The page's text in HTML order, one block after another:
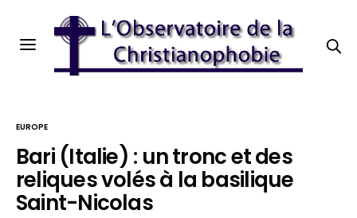
EUROPE
Bari (Italie) : un tronc et des
reliques volés à la basilique
Saint-Nicolas